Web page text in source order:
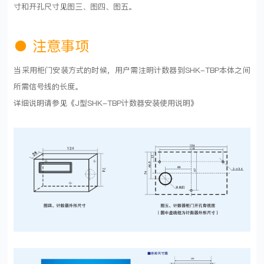
寸和开孔尺寸见图三、图四、图五。
● 注意事项
当采用柜门安装方式的时候，用户需注明计数器到SHK-TBP本体之间
所需信号线的长度。
详细说明请参见《J型SHK-TBP计数器安装使用说明》